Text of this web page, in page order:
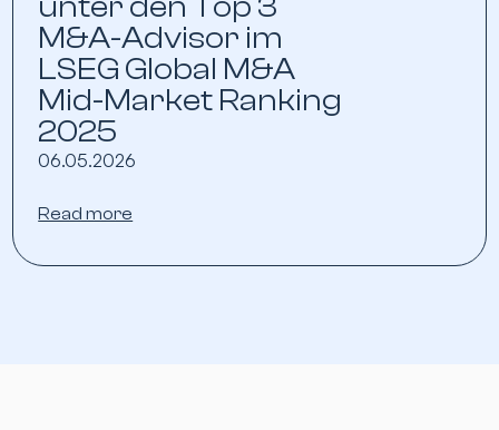
M&A-Advisor im
LSEG Global M&A
Mid-Market Ranking
2025
06.05.2026
Read more